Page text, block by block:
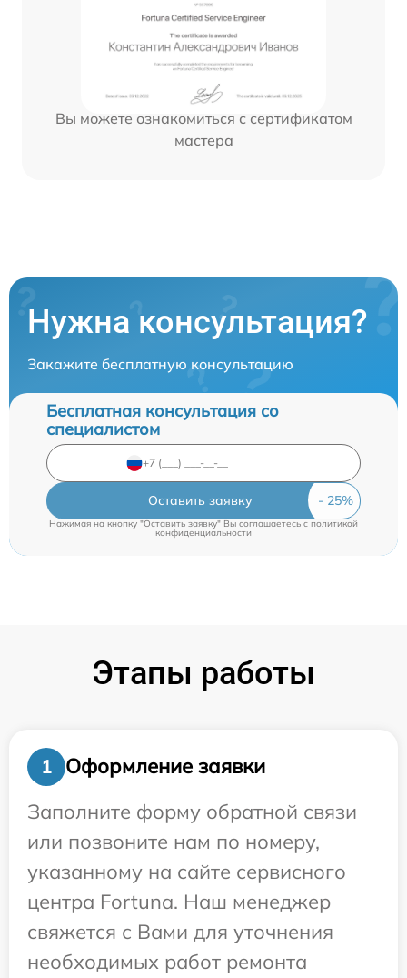
Вы можете ознакомиться с сертификатом
мастера
Нужна консультация?
Закажите бесплатную консультацию
Бесплатная консультация со
специалистом
Оставить заявку
Нажимая на кнопку "Оставить заявку" Вы соглашаетесь cполитикой
конфиденциальности
Этапы работы
1
Оформление заявки
Заполните форму обратной связи
или позвоните нам по номеру,
указанному на сайте сервисного
центра Fortuna. Наш менеджер
свяжется с Вами для уточнения
необходимых работ ремонта